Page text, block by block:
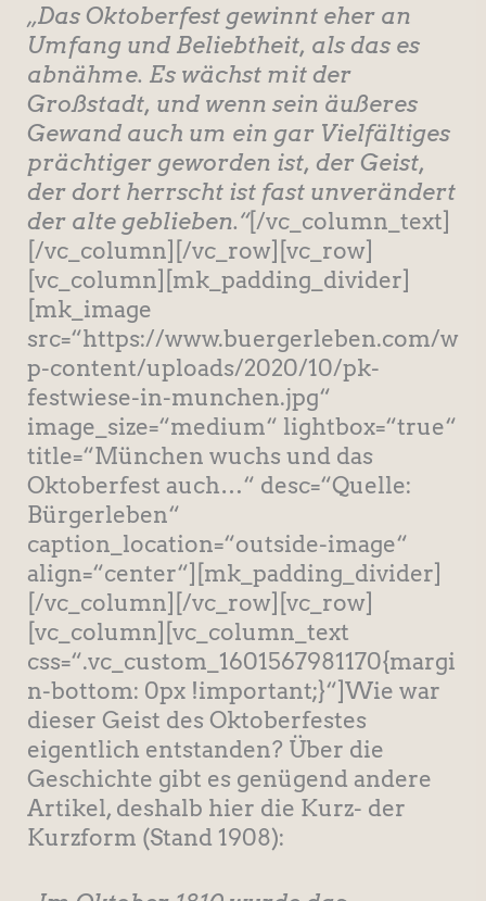
„Das Oktoberfest gewinnt eher an
Umfang und Beliebtheit, als das es
abnähme. Es wächst mit der
Großstadt, und wenn sein äußeres
Gewand auch um ein gar Vielfältiges
prächtiger geworden ist, der Geist,
der dort herrscht ist fast unverändert
der alte geblieben.“[/vc_column_text]
[/vc_column][/vc_row][vc_row]
[vc_column][mk_padding_divider]
[mk_image
src=“https://www.buergerleben.com/w
p-content/uploads/2020/10/pk-
festwiese-in-munchen.jpg“
image_size=“medium“ lightbox=“true“
title=“München wuchs und das
Oktoberfest auch…“ desc=“Quelle:
Bürgerleben“
caption_location=“outside-image“
align=“center“][mk_padding_divider]
[/vc_column][/vc_row][vc_row]
[vc_column][vc_column_text
css=“.vc_custom_1601567981170{margi
n-bottom: 0px !important;}“]Wie war
dieser Geist des Oktoberfestes
eigentlich entstanden? Über die
Geschichte gibt es genügend andere
Artikel, deshalb hier die Kurz- der
Kurzform (Stand 1908):